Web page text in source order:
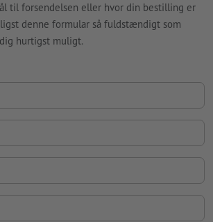
til forsendelsen eller hvor din bestilling er
denne formular så fuldstændigt som
hurtigst muligt.